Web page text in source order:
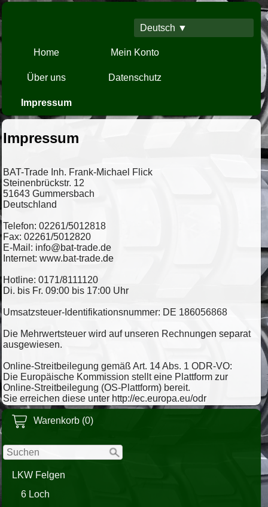
Deutsch ▼
Home Mein Konto
Über uns Datenschutz
Impressum
Warenkorb (0)
LKW Felgen
6 Loch
Impressum
BAT-Trade Inh. Frank-Michael Flick
Steinenbrückstr. 12
51643 Gummersbach
Deutschland
Telefon: 02261/5012818
Fax: 02261/5012820
E-Mail: info@bat-trade.de
Internet: www.bat-trade.de
Hotline: 0171/8111120
Di. bis Fr. 09:00 bis 17:00 Uhr
Umsatzsteuer-Identifikationsnummer: DE 186056868
Die Mehrwertsteuer wird auf unseren Rechnungen separat
ausgewiesen.
Online-Streitbeilegung gemäß Art. 14 Abs. 1 ODR-VO:
Die Europäische Kommission stellt eine Plattform zur
Online-Streitbeilegung (OS-Plattform) bereit.
Sie erreichen diese unter http://ec.europa.eu/odr